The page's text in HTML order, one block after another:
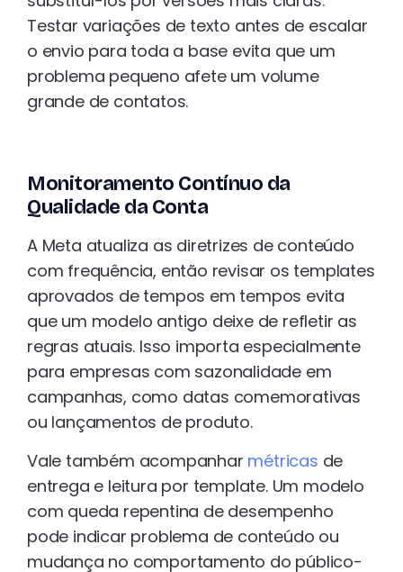
Testar variações de texto antes de escalar
o envio para toda a base evita que um
problema pequeno afete um volume
grande de contatos.
Monitoramento Contínuo da
Qualidade da Conta
A Meta atualiza as diretrizes de conteúdo
com frequência, então revisar os templates
aprovados de tempos em tempos evita
que um modelo antigo deixe de refletir as
regras atuais. Isso importa especialmente
para empresas com sazonalidade em
campanhas, como datas comemorativas
ou lançamentos de produto.
Vale também acompanhar métricas de
entrega e leitura por template. Um modelo
com queda repentina de desempenho
pode indicar problema de conteúdo ou
mudança no comportamento do público-